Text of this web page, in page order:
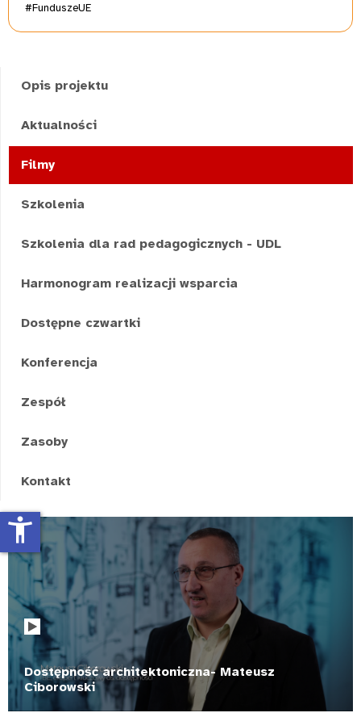
#FunduszeUE
Opis projektu
Aktualności
Filmy
Szkolenia
Szkolenia dla rad pedagogicznych - UDL
Harmonogram realizacji wsparcia
Dostępne czwartki
Konferencja
Zespół
Zasoby
Kontakt
Dostępność architektoniczna- Mateusz
Ciborowski
accessibility_new